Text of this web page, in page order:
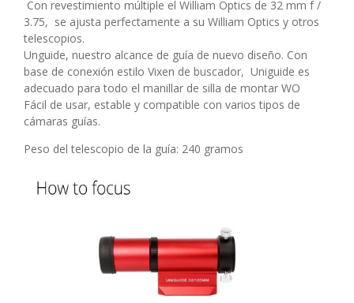
Con revestimiento múltiple el William Optics de 32 mm f /
3.75, se ajusta perfectamente a su William Optics y otros
telescopios.
Unguide, nuestro alcance de guía de nuevo diseño. Con
base de conexión estilo Vixen de buscador, Uniguide es
adecuado para todo el manillar de silla de montar WO
Fácil de usar, estable y compatible con varios tipos de
cámaras guías.
Peso del telescopio de la guía: 240 gramos